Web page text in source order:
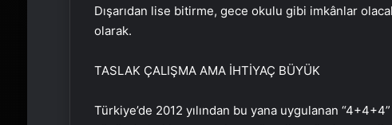
Dışarıdan lise bitirme, gece okulu gibi imkânlar
olarak.
TASLAK ÇALIŞMA AMA İHTİYAÇ BÜYÜK
Türkiye’de 2012 yılından bu yana uygulanan